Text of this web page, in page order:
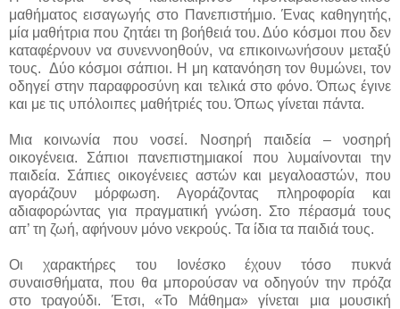
μαθήματος εισαγωγής στο Πανεπιστήμιο. Ένας καθηγητής,
μία μαθήτρια που ζητάει τη βοήθειά του. Δύο κόσμοι που δεν
καταφέρνουν να συνεννοηθούν, να επικοινωνήσουν μεταξύ
τους. Δύο κόσμοι σάπιοι. Η μη κατανόηση τον θυμώνει, τον
οδηγεί στην παραφροσύνη και τελικά στο φόνο. Όπως έγινε
και με τις υπόλοιπες μαθήτριές του. Όπως γίνεται πάντα.
Μια κοινωνία που νοσεί. Νοσηρή παιδεία – νοσηρή
οικογένεια. Σάπιοι πανεπιστημιακοί που λυμαίνονται την
παιδεία. Σάπιες οικογένειες αστών και μεγαλοαστών, που
αγοράζουν μόρφωση. Αγοράζοντας πληροφορία και
αδιαφορώντας για πραγματική γνώση. Στο πέρασμά τους
απ’ τη ζωή, αφήνουν μόνο νεκρούς. Τα ίδια τα παιδιά τους.
Οι χαρακτήρες του Ιονέσκο έχουν τόσο πυκνά
συναισθήματα, που θα μπορούσαν να οδηγούν την πρόζα
στο τραγούδι. Έτσι, «Το Μάθημα» γίνεται μια μουσική